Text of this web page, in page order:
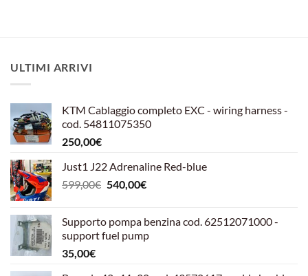
ULTIMI ARRIVI
KTM Cablaggio completo EXC - wiring harness -
cod. 54811075350
250,00€
Just1 J22 Adrenaline Red-blue
599,00€ Il
era:
599,00€.
540,00€Il
è:
540,00€.
Supporto pompa benzina cod. 62512071000 -
support fuel pump
35,00€